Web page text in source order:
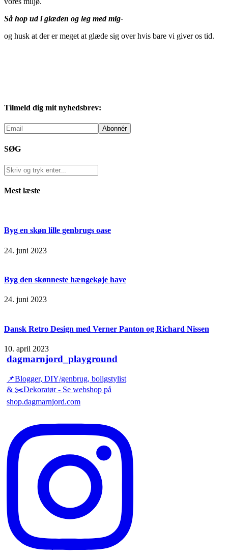
Så hop ud i glæden og leg med mig-
og husk at der er meget at glæde sig over hvis bare vi giver os tid.
Tilmeld dig mit nyhedsbrev:
SØG
Mest læste
Byg en skøn lille genbrugs oase
24. juni 2023
Byg den skønneste hængekøje have
24. juni 2023
Dansk Retro Design med Verner Panton og Richard Nissen
10. april 2023
dagmarnjord_playground
📌Blogger, DIY/genbrug, boligstylist
& ✂️Dekoratør - Se webshop på
shop.dagmarnjord.com